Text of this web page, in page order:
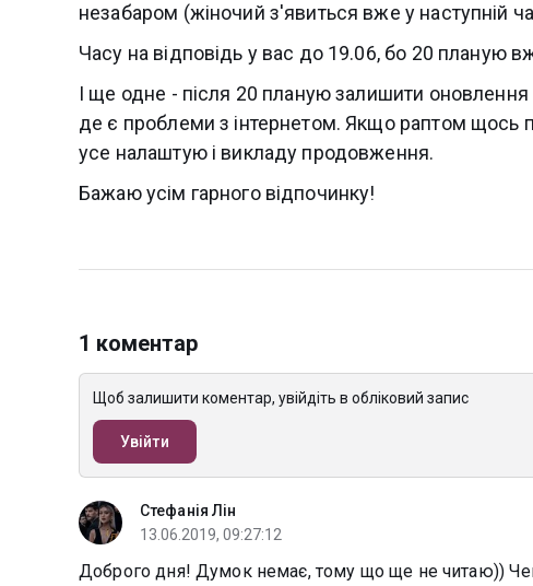
незабаром (жіночий з'явиться вже у наступній
Часу на відповідь у вас до 19.06, бо 20 планую
І ще одне - після 20 планую залишити оновлення
де є проблеми з інтернетом. Якщо раптом щось
усе налаштую і викладу продовження.
Бажаю усім гарного відпочинку!
1 коментар
Щоб залишити коментар, увійдіть в обліковий запис
Увійти
Стефанія Лін
13.06.2019, 09:27:12
Доброго дня! Думок немає, тому що ще не читаю))